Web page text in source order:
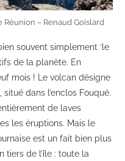
– Renaud Goislard
souvent simplement ‘le
de la planète. En
mois ! Le volcan désigne
dans l’enclos Fouqué.
de laves
les éruptions. Mais le
est un fait bien plus
tiers de l’île : toute la